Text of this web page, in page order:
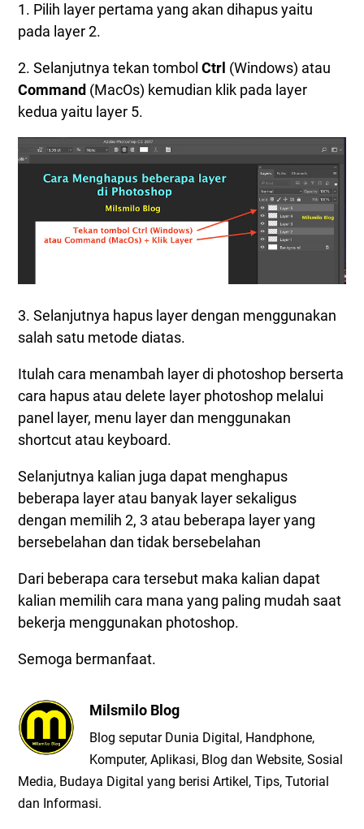
1. Pilih layer pertama yang akan dihapus yaitu
pada layer 2.
2. Selanjutnya tekan tombol Ctrl (Windows) atau
Command (MacOs) kemudian klik pada layer
kedua yaitu layer 5.
3. Selanjutnya hapus layer dengan menggunakan
salah satu metode diatas.
Itulah cara menambah layer di photoshop berserta
cara hapus atau delete layer photoshop melalui
panel layer, menu layer dan menggunakan
shortcut atau keyboard.
Selanjutnya kalian juga dapat menghapus
beberapa layer atau banyak layer sekaligus
dengan memilih 2, 3 atau beberapa layer yang
bersebelahan dan tidak bersebelahan
Dari beberapa cara tersebut maka kalian dapat
kalian memilih cara mana yang paling mudah saat
bekerja menggunakan photoshop.
Semoga bermanfaat.
Milsmilo Blog
Blog seputar Dunia Digital, Handphone,
Komputer, Aplikasi, Blog dan Website, Sosial
Media, Budaya Digital yang berisi Artikel, Tips, Tutorial
dan Informasi.